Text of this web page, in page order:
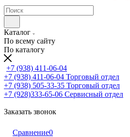
Каталог
По всему сайту
По каталогу
+7 (938) 411-06-04
+7 (938) 411-06-04 Торговый отдел
+7 (938) 505-33-35 Торговый отдел
+7 (928)333-65-06 Сервисный отдел
Заказать звонок
Сравнение0